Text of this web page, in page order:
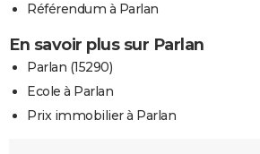
Référendum à Parlan
En savoir plus sur Parlan
Parlan (15290)
Ecole à Parlan
Prix immobilier à Parlan